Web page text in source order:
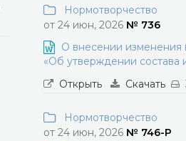
Нормотворчество
от 24 июн, 2026 № 736
О внесении изменения
«Об утверждении состава
Открыть
Скачать
Нормотворчество
от 24 июн, 2026 № 746-Р